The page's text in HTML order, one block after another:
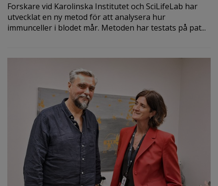
Forskare vid Karolinska Institutet och SciLifeLab har
utvecklat en ny metod för att analysera hur
immunceller i blodet mår. Metoden har testats på pat...